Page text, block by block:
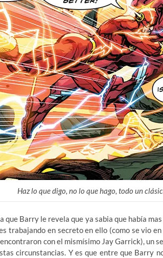
Haz lo que digo, no lo que hago, todo un
que Barry le revela que ya sabia que había
trabajando en secreto en ello (como se vio
con el mismísimo Jay Garrick), un
circunstancias. Y es que entre que Barry